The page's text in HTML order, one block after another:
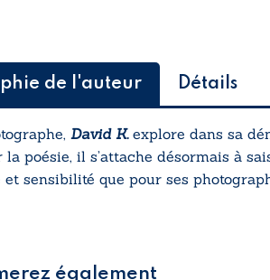
de l'auteur Détails
David K.explore dans sa
la poésie, il s’attache désormais à
et sensibilité que pour ses
également